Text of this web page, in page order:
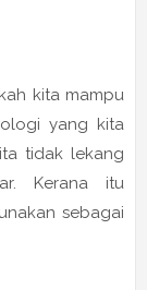
kita mampu
yang kita
tidak lekang
Kerana itu
sebagai